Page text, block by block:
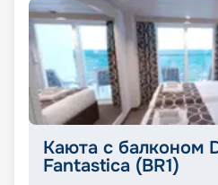
Каюта с балконом
Fantastica (BR1)